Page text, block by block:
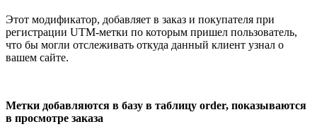
Этот модификатор, добавляет в заказ и покупателя при
регистрации UTM-метки по которым пришел пользователь,
что бы могли отслеживать откуда данный клиент узнал о
вашем сайте.
Метки добавляются в базу в таблицу order, показываются
в просмотре заказа